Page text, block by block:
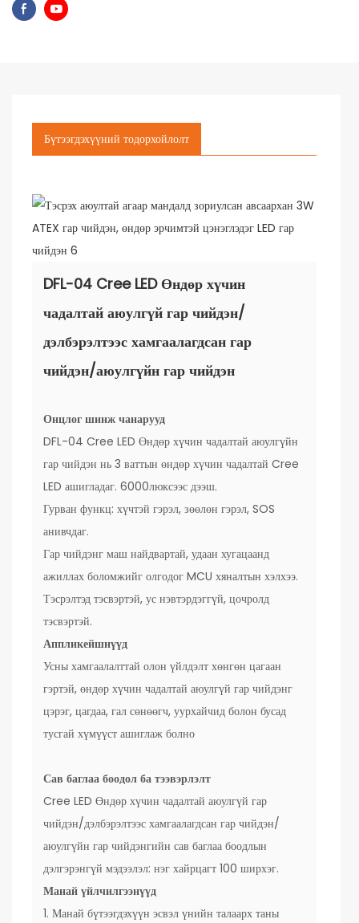
Бүтээгдэхүүний тодорхойлолт
DFL-04 Cree LED Өндөр хүчин
чадалтай аюулгүй гар чийдэн/
дэлбэрэлтээс хамгаалагдсан гар
чийдэн/аюулгүйн гар чийдэн
Онцлог шинж чанарууд
DFL-04 Cree LED Өндөр хүчин чадалтай аюулгүйн
гар чийдэн нь 3 ваттын өндөр хүчин чадалтай Cree
LED ашигладаг. 6000люксээс дээш.
Гурван функц: хүчтэй гэрэл, зөөлөн гэрэл, SOS
анивчдаг.
Гар чийдэнг маш найдвартай, удаан хугацаанд
ажиллах боломжийг олгодог MCU хяналтын хэлхээ.
Тэсрэлтэд тэсвэртэй, ус нэвтэрдэггүй, цочролд
тэсвэртэй.
Аппликейшнүүд
Усны хамгаалалттай олон үйлдэлт хөнгөн цагаан
гэртэй, өндөр хүчин чадалтай аюулгүй гар чийдэнг
цэрэг, цагдаа, гал сөнөөгч, уурхайчид болон бусад
тусгай хүмүүст ашиглаж болно
Сав баглаа боодол ба тээвэрлэлт
Cree LED Өндөр хүчин чадалтай аюулгүй гар
чийдэн/дэлбэрэлтээс хамгаалагдсан гар чийдэн/
аюулгүйн гар чийдэнгийн сав баглаа боодлын
дэлгэрэнгүй мэдээлэл: нэг хайрцагт 100 ширхэг.
Манай үйлчилгээнүүд
1. Манай бүтээгдэхүүн эсвэл үнийн талаарх таны